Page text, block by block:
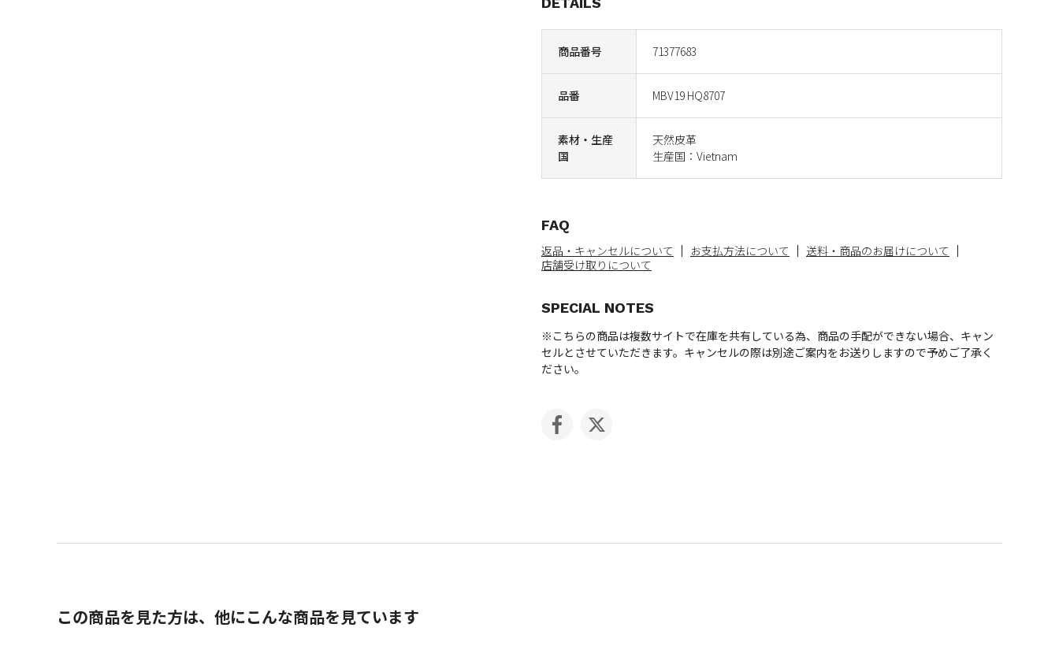
商品番号 71377683
品番 MBV19 HQ8707
素材・生産
国
天然皮革
生産国：Vietnam
FAQ
返品・キャンセルについて お支払方法について
送料・商品のお届けについて
店舗受け取りについて
SPECIAL NOTES
※こちらの商品は複数サイトで在庫を共有している為、商品の手配ができない場合、キャン
セルとさせていただきます。キャンセルの際は別途ご案内をお送りしますので予めご了承く
ださい。
この商品を見た方は、他にこんな商品を見ています